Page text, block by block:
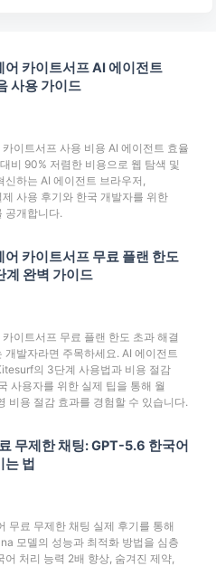
어 카이트서프 AI 에이전트
사용 가이드
이트서프 사용 비용 AI 에이전트 효율
비 90% 저렴한 비용으로 웹 탐색 및
하는 AI 에이전트 브라우저,
사용 후기와 한국 개발자를 위한
공개합니다.
어 카이트서프 무료 플랜 한도
계 완벽 가이드
이트서프 무료 플랜 한도 초과 해결
개발자라면 주목하세요. AI 에이전트
의 3단계 사용법과 비용 절감
사용자를 위한 실제 팁을 통해 월
비용 절감 효과를 경험할 수 있습니다.
무제한 채팅: GPT-5.6 한국어
는 법
무료 무제한 채팅 실제 후기를 통해
모델의 성능과 최적화 방법을 심층
어 처리 능력 2배 향상, 숨겨진 제약,